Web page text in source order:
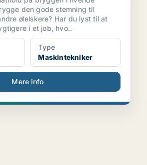
den gode stemning til
ølelskere? Har du lyst til at
i et job, hvo..
Type
Maskintekniker
Mere info